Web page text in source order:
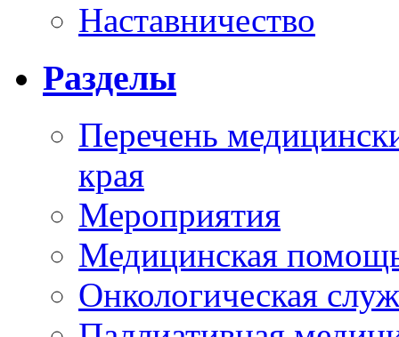
Наставничество
Разделы
Перечень
края
Мероприятия
Медицинская
Онкологическая